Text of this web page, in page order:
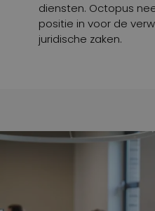
diensten. Octopus
positie in voor de
juridische zaken.